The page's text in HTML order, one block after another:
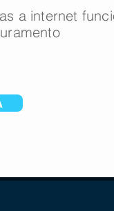
a internet